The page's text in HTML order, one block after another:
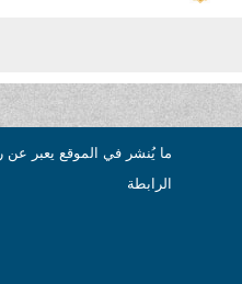
ما يُنشر في الموقع يعبر عن
الرابطة